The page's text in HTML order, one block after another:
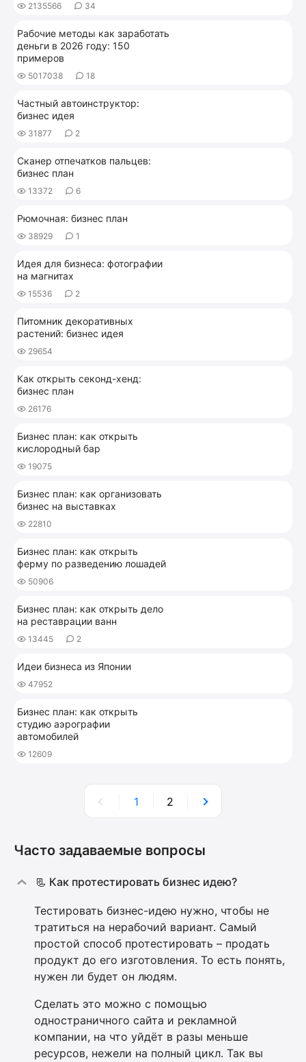
2135566 34
Рабочие методы как заработать
деньги в 2026 году: 150
примеров
5017038 18
Частный автоинструктор:
бизнес идея
31877 2
Сканер отпечатков пальцев:
бизнес план
13372 6
Рюмочная: бизнес план
38929 1
Идея для бизнеса: фотографии
на магнитах
15536 2
Питомник декоративных
растений: бизнес идея
29654
Как открыть секонд-хенд:
бизнес план
26176
Бизнес план: как открыть
кислородный бар
19075
Бизнес план: как организовать
бизнес на выставках
22810
Бизнес план: как открыть
ферму по разведению лошадей
50906
Бизнес план: как открыть дело
на реставрации ванн
13445 2
Идеи бизнеса из Японии
47952
Бизнес план: как открыть
студию аэрографии
автомобилей
12609
1 2
Часто задаваемые вопросы
📃 Как протестировать бизнес идею?
Тестировать бизнес-идею нужно, чтобы не
тратиться на нерабочий вариант. Самый
простой способ протестировать – продать
продукт до его изготовления. То есть понять,
нужен ли будет он людям.
Сделать это можно с помощью
одностраничного сайта и рекламной
компании, на что уйдёт в разы меньше
ресурсов, нежели на полный цикл. Так вы